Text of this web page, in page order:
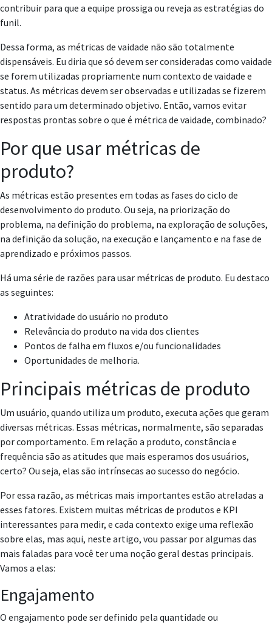
contribuir para que a equipe prossiga ou reveja as estratégias do
funil.
Dessa forma, as métricas de vaidade não são totalmente
dispensáveis. Eu diria que só devem ser consideradas como vaidade
se forem utilizadas propriamente num contexto de vaidade e
status. As métricas devem ser observadas e utilizadas se fizerem
sentido para um determinado objetivo. Então, vamos evitar
respostas prontas sobre o que é métrica de vaidade, combinado?
Por que usar métricas de
produto?
As métricas estão presentes em todas as fases do ciclo de
desenvolvimento do produto. Ou seja, na priorização do
problema, na definição do problema, na exploração de soluções,
na definição da solução, na execução e lançamento e na fase de
aprendizado e próximos passos.
Há uma série de razões para usar métricas de produto. Eu destaco
as seguintes:
Atratividade do usuário no produto
Relevância do produto na vida dos clientes
Pontos de falha em fluxos e/ou funcionalidades
Oportunidades de melhoria.
Principais métricas de produto
Um usuário, quando utiliza um produto, executa ações que geram
diversas métricas. Essas métricas, normalmente, são separadas
por comportamento. Em relação a produto, constância e
frequência são as atitudes que mais esperamos dos usuários,
certo? Ou seja, elas são intrínsecas ao sucesso do negócio.
Por essa razão, as métricas mais importantes estão atreladas a
esses fatores. Existem muitas métricas de produtos e KPI
interessantes para medir, e cada contexto exige uma reflexão
sobre elas, mas aqui, neste artigo, vou passar por algumas das
mais faladas para você ter uma noção geral destas principais.
Vamos a elas:
Engajamento
O engajamento pode ser definido pela quantidade ou